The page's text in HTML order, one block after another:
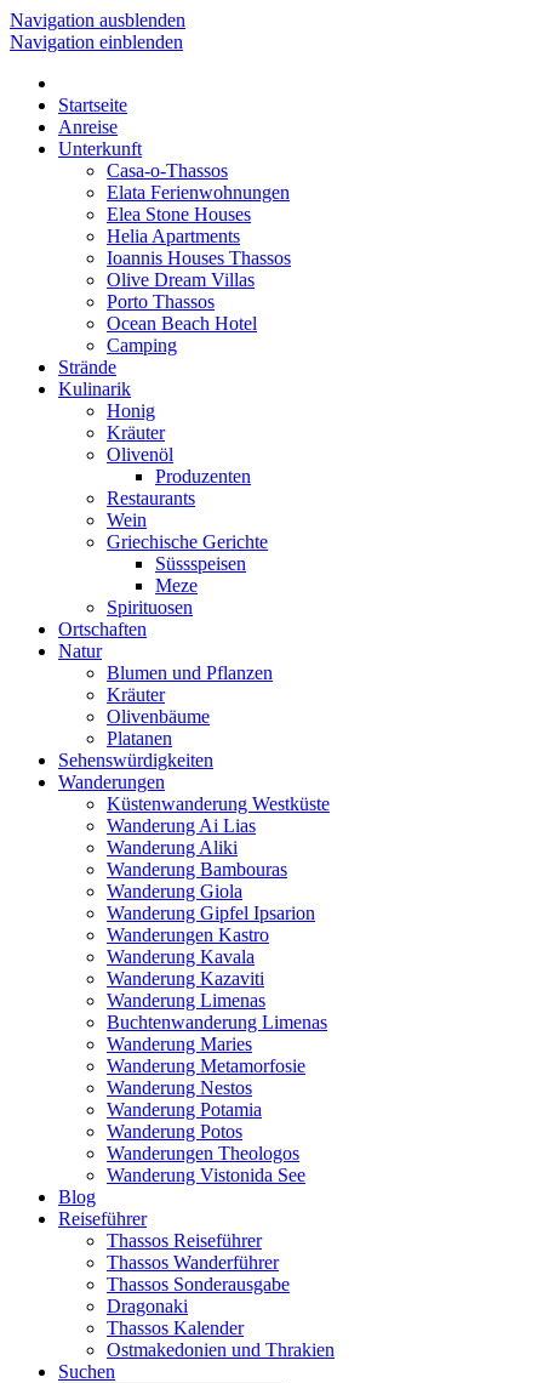
Navigation ausblenden
Navigation einblenden
Startseite
Anreise
Unterkunft
Casa-o-Thassos
Elata Ferienwohnungen
Elea Stone Houses
Helia Apartments
Ioannis Houses Thassos
Olive Dream Villas
Porto Thassos
Ocean Beach Hotel
Camping
Strände
Kulinarik
Honig
Kräuter
Olivenöl
Produzenten
Restaurants
Wein
Griechische Gerichte
Süssspeisen
Meze
Spirituosen
Ortschaften
Natur
Blumen und Pflanzen
Kräuter
Olivenbäume
Platanen
Sehenswürdigkeiten
Wanderungen
Küstenwanderung Westküste
Wanderung Ai Lias
Wanderung Aliki
Wanderung Bambouras
Wanderung Giola
Wanderung Gipfel Ipsarion
Wanderungen Kastro
Wanderung Kavala
Wanderung Kazaviti
Wanderung Limenas
Buchtenwanderung Limenas
Wanderung Maries
Wanderung Metamorfosie
Wanderung Nestos
Wanderung Potamia
Wanderung Potos
Wanderungen Theologos
Wanderung Vistonida See
Blog
Reiseführer
Thassos Reiseführer
Thassos Wanderführer
Thassos Sonderausgabe
Dragonaki
Thassos Kalender
Ostmakedonien und Thrakien
Suchen